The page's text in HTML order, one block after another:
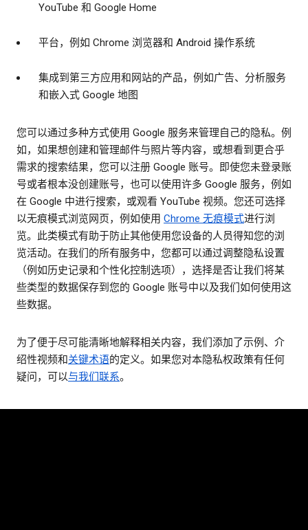
YouTube 和 Google Home
平台，例如 Chrome 浏览器和 Android 操作系统
集成到第三方应用和网站的产品，例如广告、分析服务
和嵌入式 Google 地图
您可以通过多种方式使用 Google 服务来管理自己的隐私。例
如，如果想创建和管理邮件与照片等内容，或想看到更合乎
需求的搜索结果，您可以注册 Google 账号。即使您未登录账
号或者根本没创建账号，也可以使用许多 Google 服务，例如
在 Google 中进行搜索，或观看 YouTube 视频。您还可选择
以无痕模式浏览网页，例如使用 Chrome 无痕模式进行浏
览。此类模式有助于防止其他使用您设备的人员得知您的浏
览活动。在我们的所有服务中，您都可以通过调整隐私设置
（例如历史记录和个性化控制选项），选择是否让我们将某
些类型的数据保存到您的 Google 账号中以及我们如何使用这
些数据。
为了便于尽可能清晰地解释相关内容，我们添加了示例、介
绍性视频和关键术语的定义。如果您对本隐私权政策有任何
疑问，可以与我们联系。